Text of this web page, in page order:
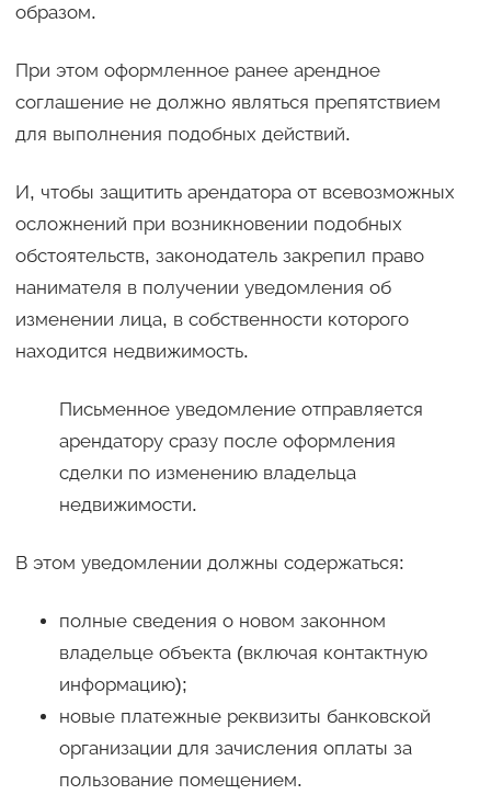
образом.
При этом оформленное ранее арендное
соглашение не должно являться препятствием
для выполнения подобных действий.
И, чтобы защитить арендатора от всевозможных
осложнений при возникновении подобных
обстоятельств, законодатель закрепил право
нанимателя в получении уведомления об
изменении лица, в собственности которого
находится недвижимость.
Письменное уведомление отправляется
арендатору сразу после оформления
сделки по изменению владельца
недвижимости.
В этом уведомлении должны содержаться:
полные сведения о новом законном
владельце объекта (включая контактную
информацию);
новые платежные реквизиты банковской
организации для зачисления оплаты за
пользование помещением.